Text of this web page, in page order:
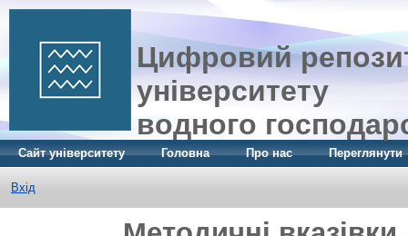
Цифровий
університету
водного
Сайт університету Головна Про нас Переглянути
Вхід